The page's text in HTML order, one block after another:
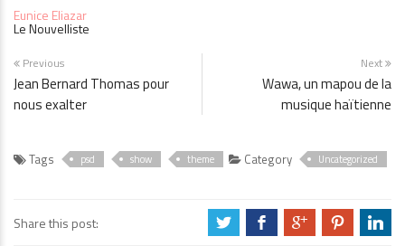
Eunice Eliazar
Le Nouvelliste
Previous
Jean Bernard Thomas pour
nous exalter
Next
Wawa, un mapou de la
musique haïtienne
Tags psd show theme Category Uncategorized
Share this post: a b c d j